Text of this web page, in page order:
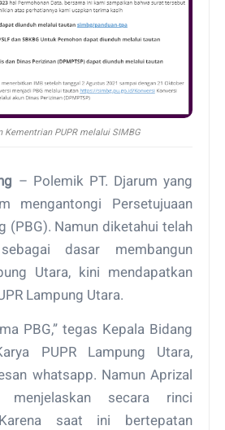
Kementrian PUPR melalui SIMBG
– Polemik PT. Djarum yang
mengantongi Persetujuaan
(PBG). Namun diketahui telah
dasar membangun
Utara, kini mendapatkan
Lampung Utara.
PBG,” tegas Kepala Bidang
PUPR Lampung Utara,
whatsapp. Namun Aprizal
menjelaskan secara rinci
saat ini bertepatan